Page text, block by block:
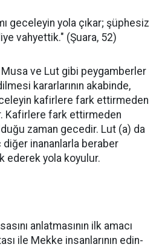
geceleyin yola çıkar; şüphesiz
vahyettik." (Şuara, 52)
Musa ve Lut gibi peygamberler
kararlarının akabinde,
kafirlere fark ettirmeden
Kafirlere fark ettirmeden
zaman gecedir. Lut (a) da
diğer inananlarla beraber
ederek yola koyulur.
anlatmasının ilk amacı
ile Mekke insanlarının edin-